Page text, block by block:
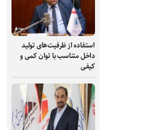
استفاده از ظرفیت‌های تولید
داخل متناسب با توان کمی و
کیفی